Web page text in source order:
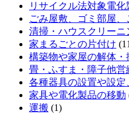
リサイクル法対象電化
ごみ屋敷、ゴミ部屋、
清掃・ハウスクリーニ
家まるごとの片付け
構築物や家屋の解体・
畳・ふすま・障子他営
各種器具の設置や設
家具や電化製品の移動
運搬 (1)